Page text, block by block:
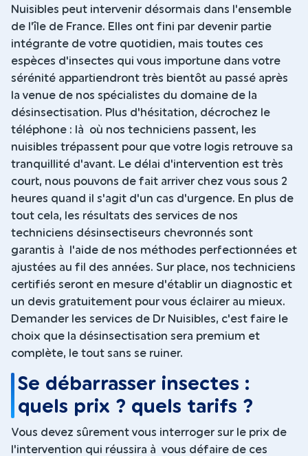
Nuisibles peut intervenir désormais dans l'ensemble
de l'île de France. Elles ont fini par devenir partie
intégrante de votre quotidien, mais toutes ces
espèces d'insectes qui vous importune dans votre
sérénité appartiendront très bientôt au passé après
la venue de nos spécialistes du domaine de la
désinsectisation. Plus d'hésitation, décrochez le
téléphone : là où nos techniciens passent, les
nuisibles trépassent pour que votre logis retrouve sa
tranquillité d'avant. Le délai d'intervention est très
court, nous pouvons de fait arriver chez vous sous 2
heures quand il s'agit d'un cas d'urgence. En plus de
tout cela, les résultats des services de nos
techniciens désinsectiseurs chevronnés sont
garantis à l'aide de nos méthodes perfectionnées et
ajustées au fil des années. Sur place, nos techniciens
certifiés seront en mesure d'établir un diagnostic et
un devis gratuitement pour vous éclairer au mieux.
Demander les services de Dr Nuisibles, c'est faire le
choix que la désinsectisation sera premium et
complète, le tout sans se ruiner.
Se débarrasser insectes :
quels prix ? quels tarifs ?
Vous devez sûrement vous interroger sur le prix de
l'intervention qui réussira à vous défaire de ces